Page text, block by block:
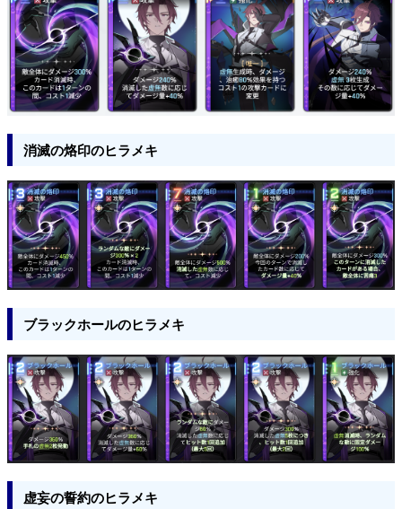
消滅の烙印のヒラメキ
ブラックホールのヒラメキ
虚妄の誓約のヒラメキ